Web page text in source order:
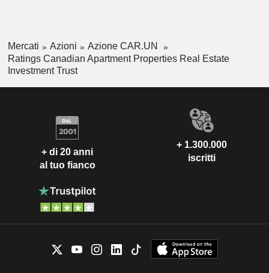
Mercati Azioni
Azione CAR.UN
Ratings Canadian Apartment Properties Real Estate
Investment Trust
+ di 20 anni
al tuo fianco
+ 1.300.000
iscritti